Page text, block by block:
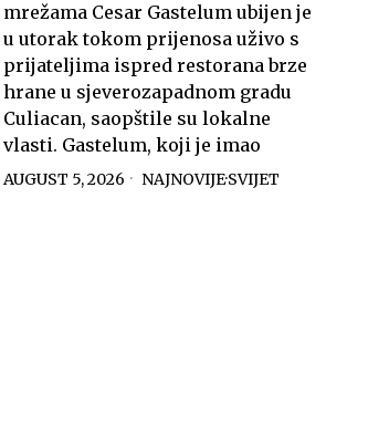
mrežama Cesar Gastelum ubijen je
u utorak tokom prijenosa uživo s
prijateljima ispred restorana brze
hrane u sjeverozapadnom gradu
Culiacan, saopštile su lokalne
vlasti. Gastelum, koji je imao
AUGUST 5, 2026 NAJNOVIJE·SVIJET